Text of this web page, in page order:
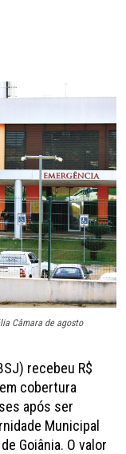
Câmara de agosto
recebeu R$
cobertura
após ser
Municipal
Goiânia. O valor